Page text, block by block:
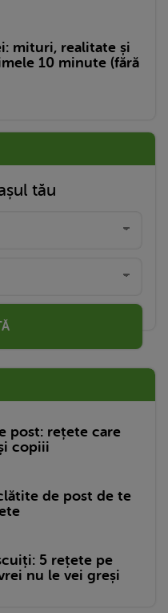
mituri, realitate și
10 minute (fără
tău
post: rețete care
copiii
de post de te
5 rețete pe
nu le vei greși